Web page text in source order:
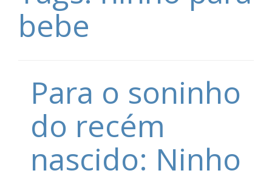
bebe
Para o soninho
do recém
nascido: Ninho